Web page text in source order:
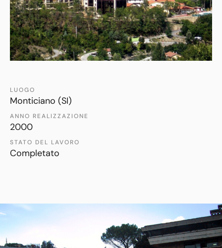
LUOGO
Monticiano (SI)
ANNO REALIZZAZIONE
2000
STATO DEL LAVORO
Completato